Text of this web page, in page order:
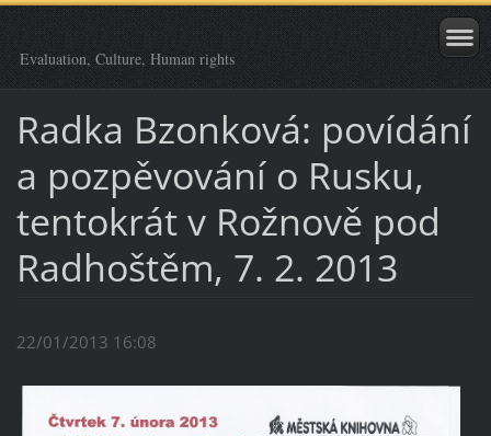
Evaluation, Culture, Human rights
Radka Bzonková: povídání
a pozpěvování o Rusku,
tentokrát v Rožnově pod
Radhoštěm, 7. 2. 2013
22/01/2013 16:08